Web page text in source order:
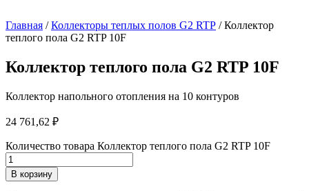
Главная /Коллекторы теплых полов G2 RTP / Коллектор
теплого пола G2 RTP 10F
Коллектор теплого пола G2 RTP 10F
Коллектор напольного отопления на 10 контуров
24 761,62 ₽
Количество товара Коллектор теплого пола G2 RTP 10F
В корзину